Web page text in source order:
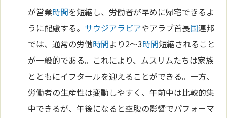
が営業時間を短縮し、労働者が早めに帰宅できるよ
うに配慮する。 サウジアラビアやアラブ首長国連邦
では、通常の労働時間より2〜3時間短縮されること
が一般的である。これにより、ムスリムたちは家族
とともにイフタールを迎えることができる。一方、
労働者の生産性は変動しやすく、午前中は比較的集
中できるが、午後になると空腹の影響でパフォーマ